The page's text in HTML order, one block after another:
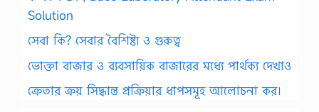
Solution
সেবা কি? সেবার বৈশিষ্ট্য ও গুরুত্ব
ভোক্তা বাজার ও ব্যবসায়িক বাজারের মধ্যে পার্থক্য দেখাও
ক্রেতার ক্রয় সিদ্ধান্ত প্রক্রিয়ার ধাপসমূহ আলোচনা কর।